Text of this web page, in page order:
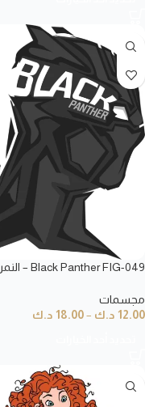
Black Panther FIG-049 – النمر
مجسمات
12.00 د.ك –
18.00 د.ك